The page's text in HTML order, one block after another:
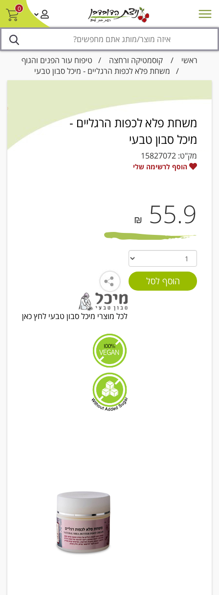
0
מבצעים סניפים צור קשר/ביטול הזמנה
ראשי / קוסמטיקה ורחצה / טיפוח עור הפנים והגוף
/ משחת פלא לכפות הרגליים - מיכל סבון טבעי
משחת פלא לכפות הרגליים -
מיכל סבון טבעי
מק"ט: 15827072
הוסף לרשימה שלי
55.9
₪
לכל מוצרי מיכל סבון טבעי לחץ כאן